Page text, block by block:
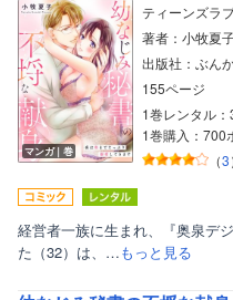
マンガ｜巻
ティーンズラ
著者：小牧夏
出版社：ぶん
155ページ
1巻レンタル
1巻購入：700
（3
経営者一族に生まれ、『奥泉デ
た（32）は、…もっと見る